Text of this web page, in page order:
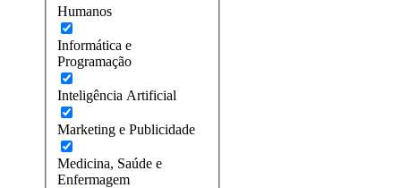
Humanos
Informática e
Programação
Inteligência Artificial
Marketing e Publicidade
Medicina, Saúde e
Enfermagem